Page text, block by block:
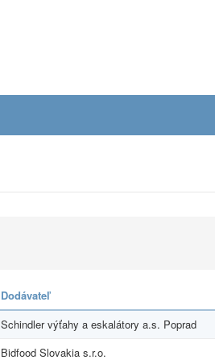
Dodávateľ
Schindler výťahy a eskalátory a.s. Poprad
Bidfood Slovakia s.r.o.